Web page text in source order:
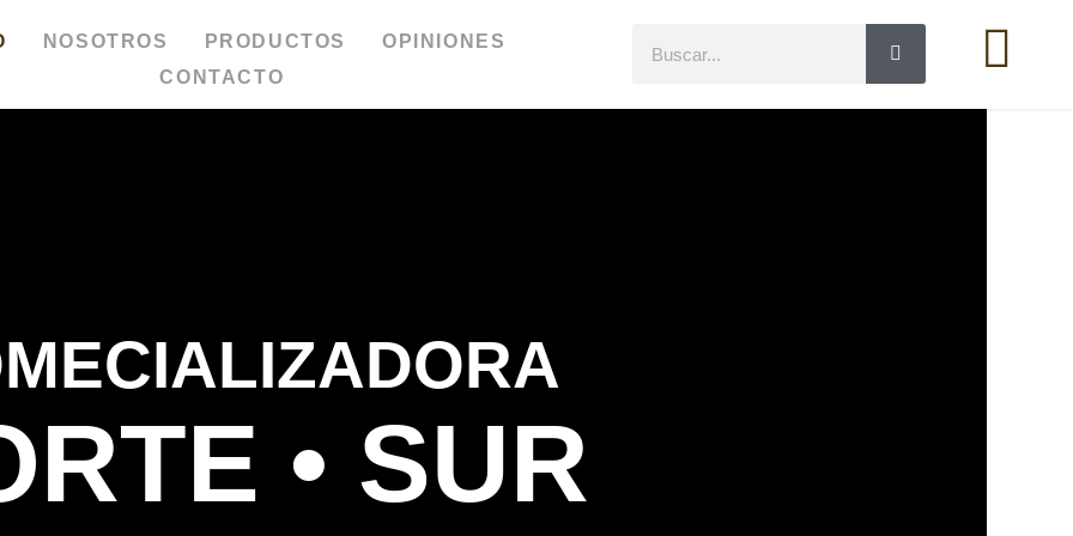
NOSOTROS PRODUCTOS
OPINIONES
CONTACTO
• SUR